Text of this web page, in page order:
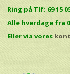
Ring på Tlf: 69 15
Alle hverdage fra
Eller via vores